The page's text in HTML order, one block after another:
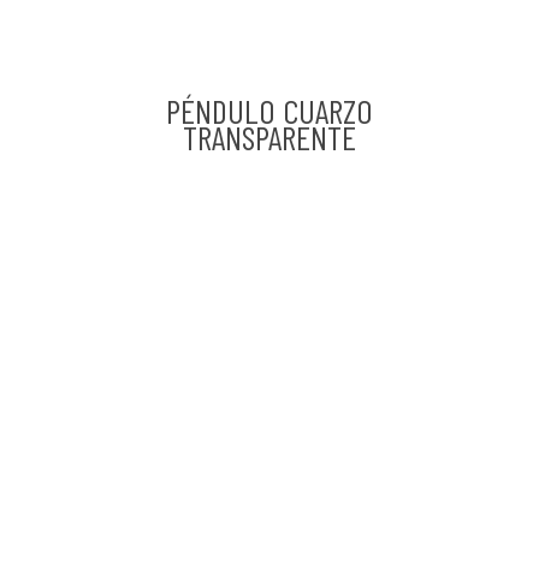
PÉNDULO CUARZO
TRANSPARENTE